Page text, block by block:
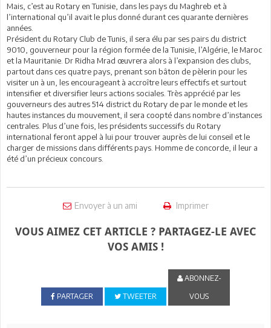
Mais, c’est au Rotary en Tunisie, dans les pays du Maghreb et à
l’international qu’il avait le plus donné durant ces quarante dernières
années.
Président du Rotary Club de Tunis, il sera élu par ses pairs du district
9010, gouverneur pour la région formée de la Tunisie, l’Algérie, le Maroc
et la Mauritanie. Dr Ridha Mrad œuvrera alors à l’expansion des clubs,
partout dans ces quatre pays, prenant son bâton de pèlerin pour les
visiter un à un, les encourageant à accroître leurs effectifs et surtout
intensifier et diversifier leurs actions sociales. Très apprécié par les
gouverneurs des autres 514 district du Rotary de par le monde et les
hautes instances du mouvement, il sera coopté dans nombre d’instances
centrales. Plus d’une fois, les présidents successifs du Rotary
international feront appel à lui pour trouver auprès de lui conseil et le
charger de missions dans différents pays. Homme de concorde, il leur a
été d’un précieux concours.
Envoyer à un ami Imprimer
VOUS AIMEZ CET ARTICLE ? PARTAGEZ-LE AVEC
VOS AMIS !
PARTAGER TWEETER
ABONNEZ-
VOUS